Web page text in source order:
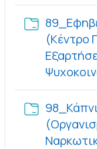
(Κέντρο